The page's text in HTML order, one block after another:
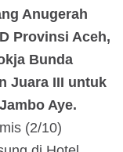
Anugerah
Provinsi Aceh,
Bunda
Juara III untuk
Aye.
(2/10)